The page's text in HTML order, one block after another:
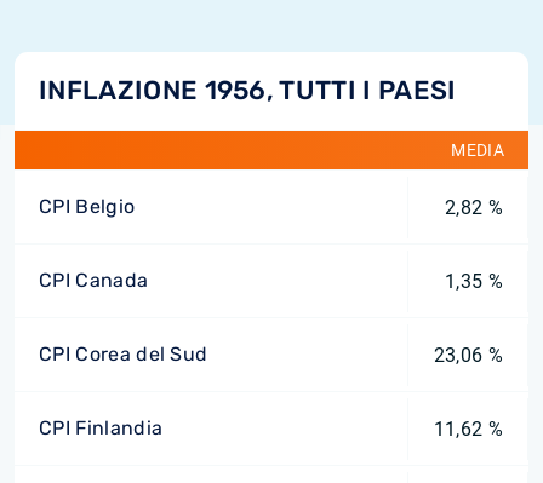
INFLAZIONE 1956, TUTTI I PAESI
MEDIA
CPI Belgio 2,82 %
CPI Canada 1,35 %
CPI Corea del Sud 23,06 %
CPI Finlandia 11,62 %